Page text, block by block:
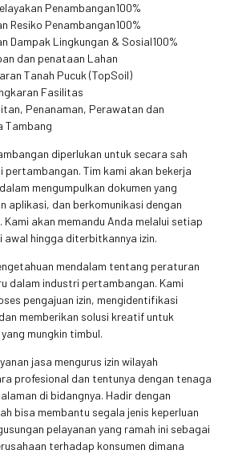
Penambangan100%
Resiko Penambangan100%
Dampak Lingkungan & Sosial100%
dan penataan Lahan
Tanah Pucuk (TopSoil)
Fasilitas
Penanaman, Perawatan dan
Tambang
diperlukan untuk secara sah
pertambangan. Tim kami akan bekerja
mengumpulkan dokumen yang
aplikasi, dan berkomunikasi dengan
akan memandu Anda melalui setiap
awal hingga diterbitkannya izin.
mendalam tentang peraturan
dalam industri pertambangan. Kami
pengajuan izin, mengidentifikasi
memberikan solusi kreatif untuk
mungkin timbul.
jasa mengurus izin wilayah
profesional dan tentunya dengan tenaga
di bidangnya. Hadir dengan
bisa membantu segala jenis keperluan
pelayanan yang ramah ini sebagai
terhadap konsumen dimana